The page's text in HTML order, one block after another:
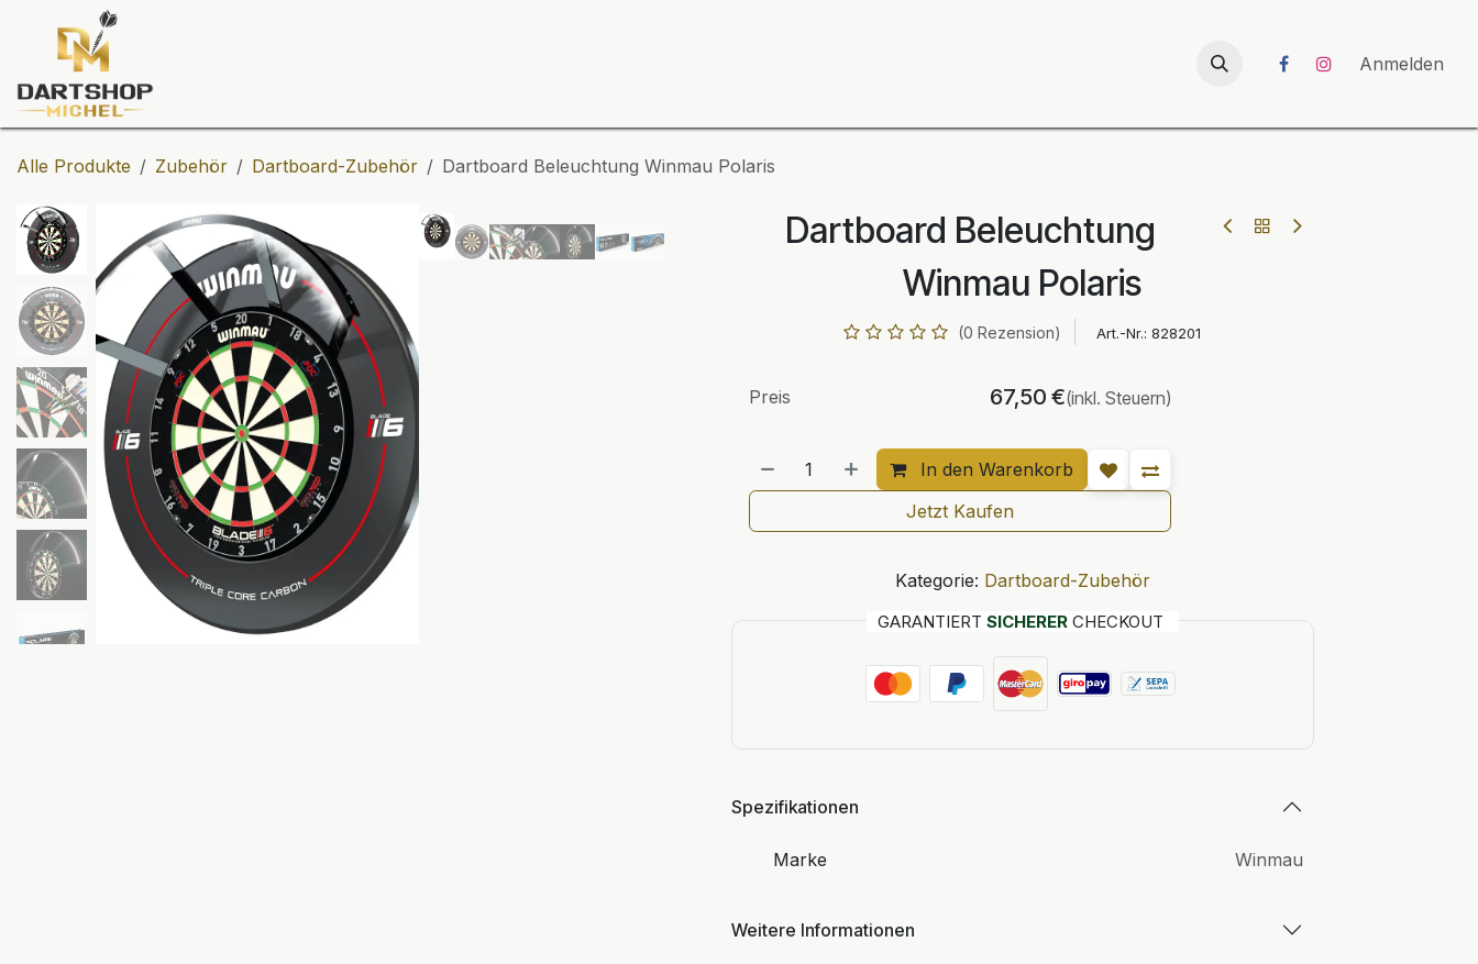
Zum Inhalt springen
UNICORN-Launch 2026 Anmelden
Alle Produkte Zubehör Dartboard-Zubehör Dartboard Beleuchtung Winmau Polaris
Dartboard Beleuchtung
Winmau Polaris
(0 Rezension) Art.-Nr.: 828201
In den Warenkorb
Preis 67,50 €(inkl. Steuern)
Jetzt Kaufen
Kategorie: Dartboard-Zubehör
GARANTIERT SICHERERCHECKOUT
Spezifikationen
Marke Winmau
Weitere Informationen